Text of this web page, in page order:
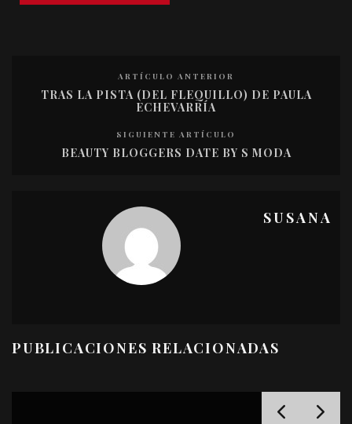
ARTÍCULO ANTERIOR
TRAS LA PISTA (DEL FLEQUILLO) DE PAULA
ECHEVARRÍA
SIGUIENTE ARTÍCULO
BEAUTY BLOGGERS DATE BY S MODA
SUSANA
PUBLICACIONES RELACIONADAS